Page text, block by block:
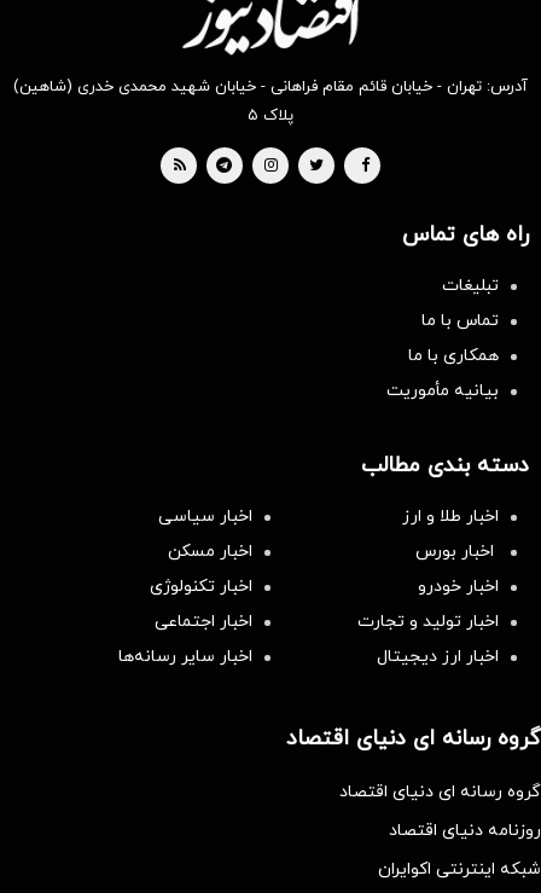
آدرس: تهران - خیابان قائم مقام فراهانی - خیابان شهید محمدی خدری (شاهین)
پلاک ۵
راه های تماس
تبلیغات
تماس با ما
همکاری با ما
بیانیه مأموریت
دسته بندی مطالب
اخبار طلا و ارز
اخبار سیاسی
اخبار بورس
اخبار مسکن
اخبار خودرو
اخبار تکنولوژی
اخبار تولید و تجارت
اخبار اجتماعی
اخبار ارز دیجیتال
اخبار سایر رسانه‌‌ها
گروه رسانه ای دنیای اقتصاد
گروه رسانه ای دنیای اقتصاد
روزنامه دنیای اقتصاد
شبکه اینترنتی اکوایران